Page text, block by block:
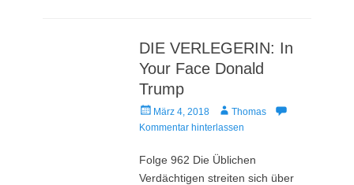
DIE VERLEGERIN: In
Your Face Donald
Trump
Veröffentlicht
am
März 4, 2018 AutorThomas
Kommentar hinterlassen
Folge 962 Die Üblichen
Verdächtigen streiten sich über